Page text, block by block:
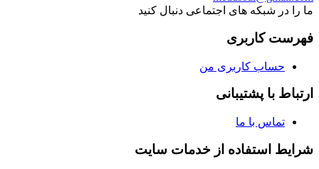
ما را در شبکه های اجتماعی دنبال کنید
فهرست کاربری
حساب کاربری من
ارتباط با پشتیبانی
تماس با ما
شرایط استفاده از خدمات سایت